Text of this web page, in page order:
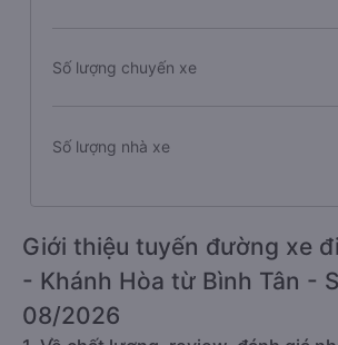
Số lượng chuyến xe
Số lượng nhà xe
Giới thiệu tuyến đường xe
- Khánh Hòa từ Bình Tân -
08/2026